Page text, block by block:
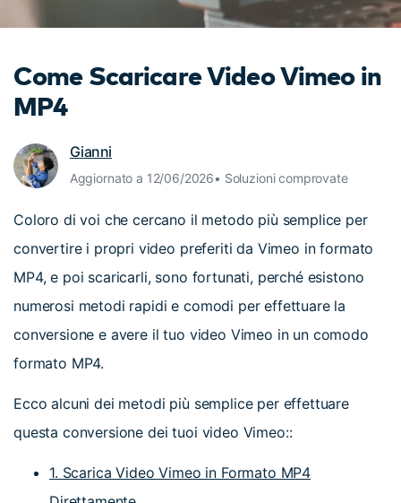
Tip per YouTube
Apprendimento
Come Scaricare Video Vimeo in
MP4
Gianni
Aggiornato a 12/06/2026• Soluzioni comprovate
Coloro di voi che cercano il metodo più semplice per
convertire i propri video preferiti da Vimeo in formato
MP4, e poi scaricarli, sono fortunati, perché esistono
numerosi metodi rapidi e comodi per effettuare la
conversione e avere il tuo video Vimeo in un comodo
formato MP4.
Ecco alcuni dei metodi più semplice per effettuare
questa conversione dei tuoi video Vimeo::
1. Scarica Video Vimeo in Formato MP4